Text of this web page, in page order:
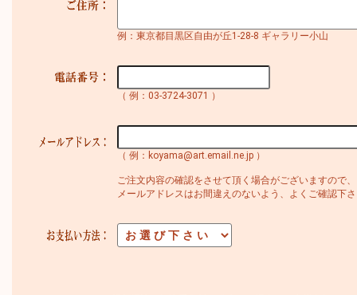
例：東京都目黒区自由が丘1-28-8 ギャラリー小山
（ 例：03-3724-3071 ）
（ 例：koyama@art.email.ne.jp ）
ご注文内容の確認をさせて頂く場合がございますので、
メールアドレスはお間違えのないよう、よくご確認下